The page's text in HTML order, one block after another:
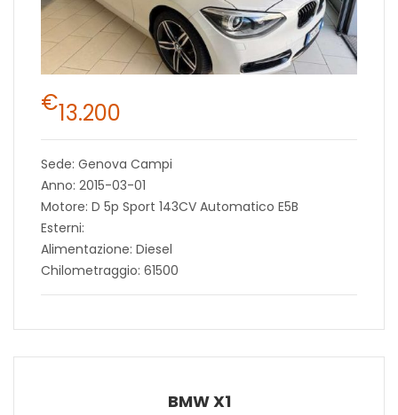
€13.200
Sede: Genova Campi
Anno: 2015-03-01
Motore: D 5p Sport 143CV Automatico E5B
Esterni:
Alimentazione: Diesel
Chilometraggio: 61500
BMW X1